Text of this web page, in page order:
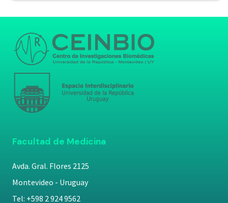
Facultad de Medicina
Avda. Gral. Flores 2125
Montevideo - Uruguay
Tel: +598 2 924 9562